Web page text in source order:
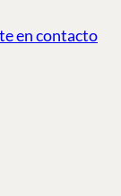
en contacto